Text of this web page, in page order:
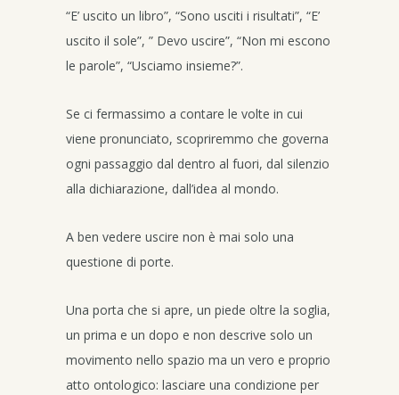
“E’ uscito un libro”, “Sono usciti i risultati”, “E’
uscito il sole”, ” Devo uscire”, “Non mi escono
le parole”, “Usciamo insieme?”.
Se ci fermassimo a contare le volte in cui
viene pronunciato, scopriremmo che governa
ogni passaggio dal dentro al fuori, dal silenzio
alla dichiarazione, dall’idea al mondo.
A ben vedere uscire non è mai solo una
questione di porte.
Una porta che si apre, un piede oltre la soglia,
un prima e un dopo e non descrive solo un
movimento nello spazio ma un vero e proprio
atto ontologico: lasciare una condizione per